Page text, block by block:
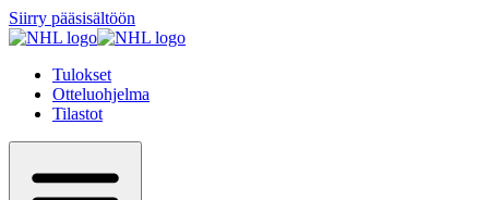
Siirry pääsisältöön
Tulokset
Otteluohjelma
Tilastot